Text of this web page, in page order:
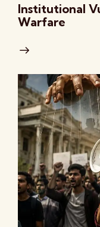
Institutional
Warfare